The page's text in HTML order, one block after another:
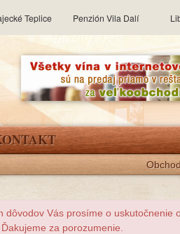
Teplice Penzión Vila Dalí
dôvodov Vás prosíme o uskutočnenie
. Ďakujeme za porozumenie.